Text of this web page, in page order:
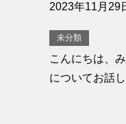
2023年11月29
未分類
こんにちは、
についてお話